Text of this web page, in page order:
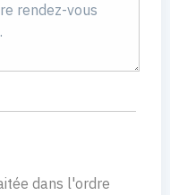
dans l'ordre